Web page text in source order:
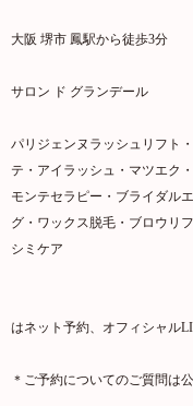
大阪 堺市 鳳駅から徒歩3分
サロン ド グランデール
パリジェンヌラッシュリフト
テ・アイラッシュ・マツエク
モンテセラピー・ブライダル
グ・ワックス脱毛・ブロウリ
シミケア
はネット予約、オフィシャル
＊ご予約についてのご質問は